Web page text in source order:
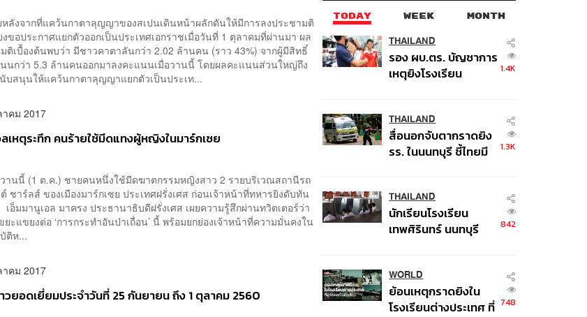
งจากที่แคว้นกาตาลุญญาของสเปนเดินหน้าผลักดันให้มีการลงประชามติ
งขอประกาศแยกตัวออกเป็นประเทศเอกราชเมื่อวันที่ 1 ตุลาคมที่ผ่านมา ผล
ติเบื้องต้นพบว่า มีชาวคาตาลันกว่า 2.02 ล้านคน (ราว 43%) จากผู้มีสิทธิ์
นกว่า 5.3 ล้านคนออกมาลงคะแนนเมื่อวานนี้ โดยผลคะแนนส่วนใหญ่ถึง
บสนุนให้แคว้นกาตาลุญญาแยกตัวเป็นประเท...
คม 2017
ลเหตุระทึก คนร้ายใช้มีดแทงผู้หญิงในมาร์กเซย
นนี้ (1 ต.ค.) ชายคนหนึ่งใช้มีดฆาตกรรมหญิงสาว 2 รายบริเวณสถานีรถ
ชาร์ลส์ ของเมืองมาร์กเซย ประเทศฝรั่งเศส ก่อนเจ้าหน้าที่ทหารยิงดับทัน
มมานูเอล มาครง ประธานาธิบดีฝรั่งเศส เผยความรู้สึกผ่านทวิตเตอร์ว่า
ยะแขยงต่อ ‘การกระทำอันป่าเถื่อน’ นี้ พร้อมยกย่องเจ้าหน้าที่ความมั่นคงใน
ติห...
าคม 2017
วยอดเยี่ยมประจำวันที่ 25 กันยายน ถึง 1 ตุลาคม 2560
TODAY WEEK MONTH
THAILAND
รอง ผบ.ตร. บัญชาการ
เหตุยิงโรงเรียน
คนติดค้าง พบศพปู่-ย่า
ที่บ้านพักผู้ก่อเหตุ
1.4K
THAILAND
สื่อนอกจับตากราดยิง
รร. ในนนทบุรี ชี้ไทยมี
1.3K
THAILAND
นักเรียนโรงเรียน
เทพศิรินทร์ นนทบุรี
เหตุใช้อาวุธปืนภายใน
โรงเรียนคลี่คลาย
842
WORLD
ย้อนเหตุกราดยิงใน
โรงเรียนต่างประเทศ ที่ 748